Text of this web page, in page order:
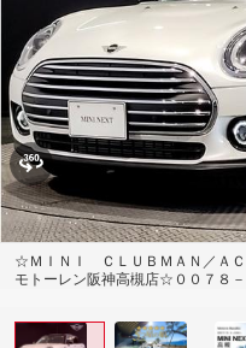
☆ＭＩＮＩ ＣＬＵＢＭＡＮ／Ａ
モトーレン阪神高槻店☆００７８